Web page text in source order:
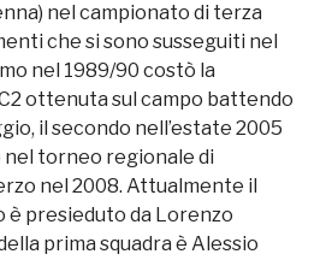
nel campionato di terza
che si sono susseguiti nel
nel 1989/90 costò la
ottenuta sul campo battendo
il secondo nell’estate 2005
torneo regionale di
nel 2008. Attualmente il
è presieduto da Lorenzo
prima squadra è Alessio